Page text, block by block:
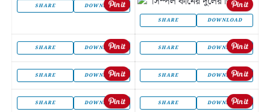
SHARE
DOWNLOAD
SHARE
DOWNLOAD
SHARE DOWNLOAD SHARE DOWNLOAD
SHARE DOWNLOAD SHARE DOWNLOAD
SHARE DOWNLOAD SHARE DOWNLOAD